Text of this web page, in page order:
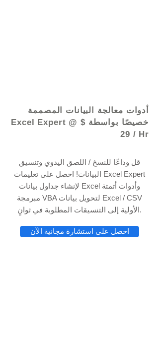
أدوات معالجة البيانات المصممة
خصيصًا بواسطة Excel Expert @ $
29 / Hr
قل وداعًا للنسخ / اللصق اليدوي وتنسيق
البيانات! احصل على تعليمات Excel Expert
لإنشاء جداول بيانات Excel وأدوات أتمتة
مبرمجة VBA لتحويل بيانات Excel / CSV
الأولية إلى التنسيقات المطلوبة في ثوانٍ.
احصل على استشارة مجانية الآن